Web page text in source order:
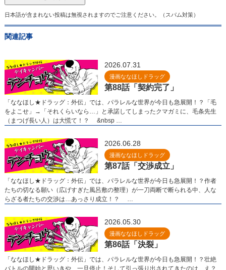
日本語が含まれない投稿は無視されますのでご注意ください。（スパム対策）
関連記事
2026.07.31
漫画ななほしドラッグ
第88話「契約完了」
「ななほし★ドラッグ：外伝」では、パラレルな世界が今日も急展開！？「毛
をよこせ」→「それくらいなら…」と承諾してしまったクマガミに、毛条先生
（まつげ長い人）は大慌て！？ &nbsp …
2026.06.28
漫画ななほしドラッグ
第87話「交渉成立」
「ななほし★ドラッグ：外伝」では、パラレルな世界が今日も急展開！？作者
たちの切なる願い（広げすぎた風呂敷の整理）が一刀両断で断られる中、人な
らざる者たちの交渉は…あっさり成立！？ …
2026.05.30
漫画ななほしドラッグ
第86話「決裂」
「ななほし★ドラッグ：外伝」では、パラレルな世界が今日も急展開！？壮絶
バトルの開始と思いきや、一旦停止！そして引っ張り出されてきたのは…え？